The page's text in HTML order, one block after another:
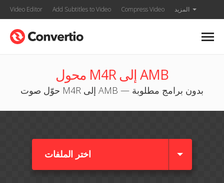
Video Editor Add Subtitles to Video Compress Video المزيد
محول M4R إلى AMB
حوّل صوت M4R إلى AMB — بدون برامج مطلوبة
اختر الملفات